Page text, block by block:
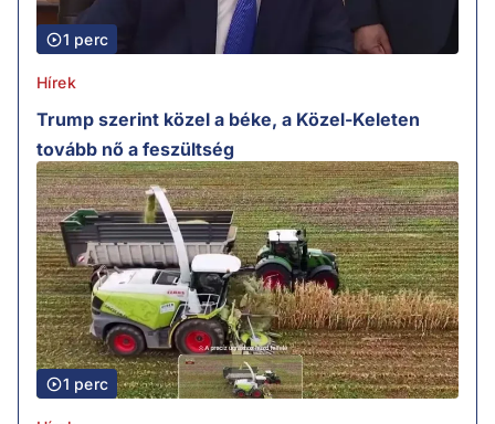
1 perc
Hírek
Trump szerint közel a béke, a Közel-Keleten
tovább nő a feszültség
1 perc